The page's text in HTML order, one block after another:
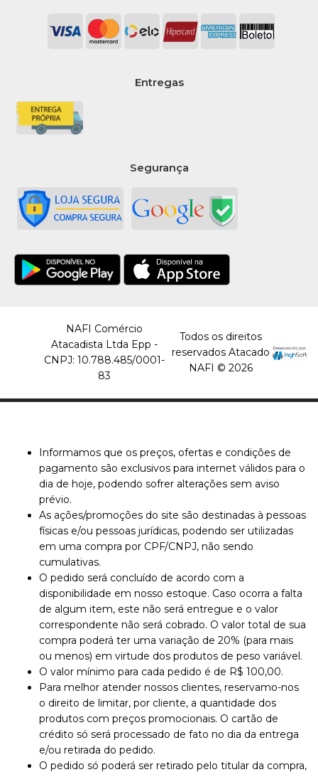
Entregas
Segurança
NAFI Comércio
Atacadista Ltda Epp -
CNPJ: 10.788.485/0001-
83
Todos os direitos
reservados Atacado
NAFI © 2026
Informamos que os preços, ofertas e condições de
pagamento são exclusivos para internet válidos para o
dia de hoje, podendo sofrer alterações sem aviso
prévio.
As ações/promoções do site são destinadas à pessoas
físicas e/ou pessoas jurídicas, podendo ser utilizadas
em uma compra por CPF/CNPJ, não sendo
cumulativas.
O pedido será concluído de acordo com a
disponibilidade em nosso estoque. Caso ocorra a falta
de algum item, este não será entregue e o valor
correspondente não será cobrado. O valor total de sua
compra poderá ter uma variação de 20% (para mais
ou menos) em virtude dos produtos de peso variável.
O valor mínimo para cada pedido é de R$ 100,00.
Para melhor atender nossos clientes, reservamo-nos
o direito de limitar, por cliente, a quantidade dos
produtos com preços promocionais. O cartão de
crédito só será processado de fato no dia da entrega
e/ou retirada do pedido.
O pedido só poderá ser retirado pelo titular da compra,